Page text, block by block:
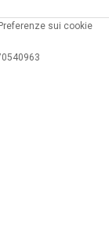
Preferenze sui cookie